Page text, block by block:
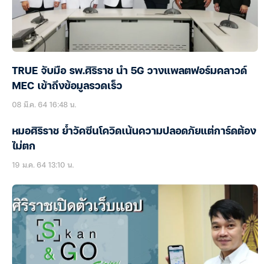
TRUE จับมือ รพ.ศิริราช นำ 5G วางแพลตฟอร์มคลาวด์
MEC เข้าถึงข้อมูลรวดเร็ว
08 มี.ค. 64 16:48 น.
หมอศิริราช ย้ำวัคซีนโควิดเน้นความปลอดภัยแต่การ์ดต้อง
ไม่ตก
19 ม.ค. 64 13:10 น.